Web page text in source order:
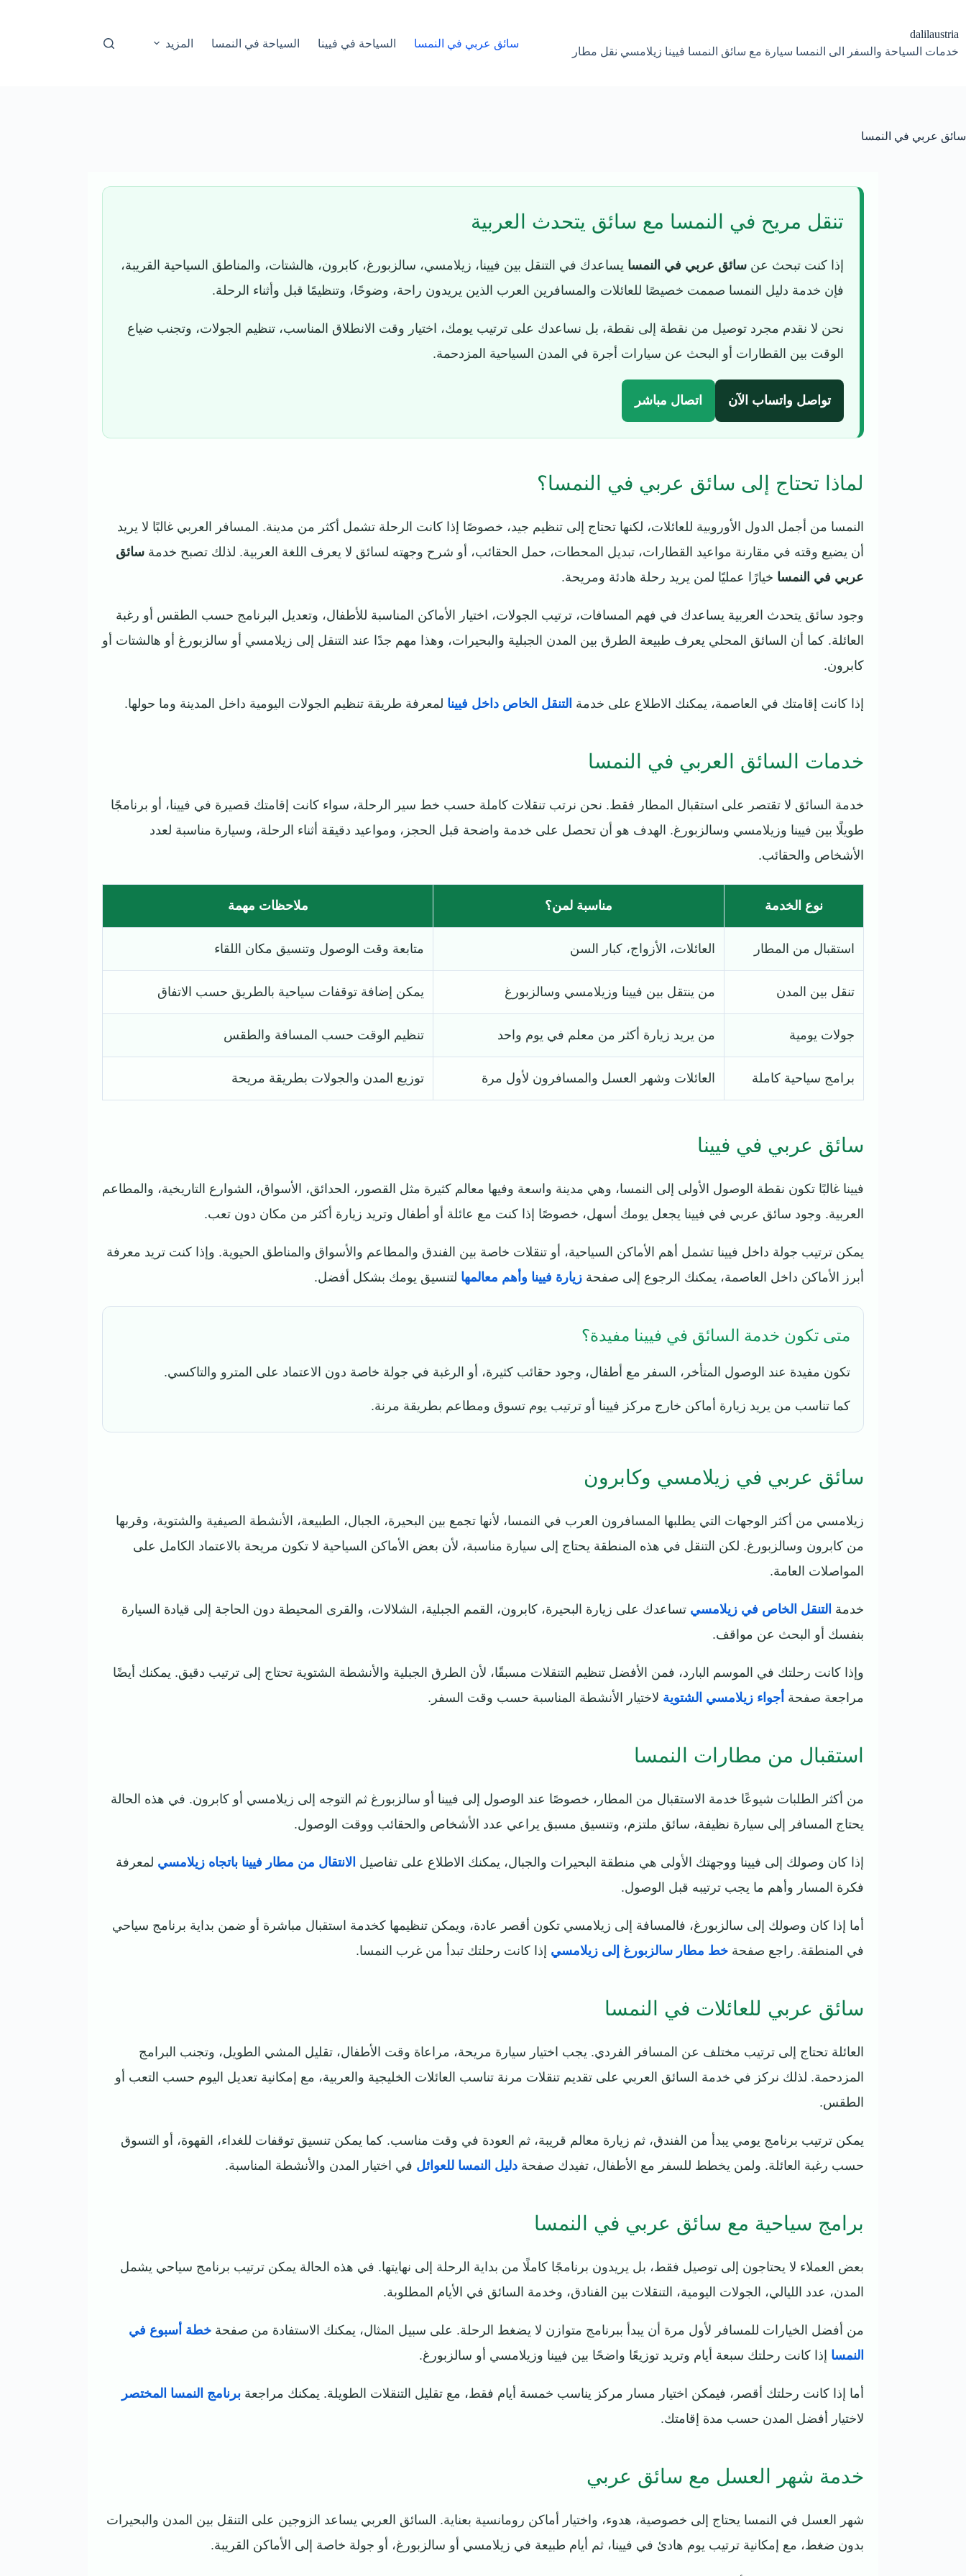
المحتوى
dalilaustria
خدمات السياحة والسفر الى النمسا سيارة مع سائق النمسا فيينا زيلامسي نقل مطار
سائق عربي في النمسا السياحة في فيينا السياحة في النمسا المزيد
سائق عربي في النمسا
تنقل مريح في النمسا مع سائق يتحدث العربية
إذا كنت تبحث عن سائق عربي في النمسا يساعدك في التنقل بين فيينا، زيلامسي، سالزبورغ، كابرون، هالشتات، والمناطق السياحية القريبة،
فإن خدمة دليل النمسا صممت خصيصًا للعائلات والمسافرين العرب الذين يريدون راحة، وضوحًا، وتنظيمًا قبل وأثناء الرحلة.
نحن لا نقدم مجرد توصيل من نقطة إلى نقطة، بل نساعدك على ترتيب يومك، اختيار وقت الانطلاق المناسب، تنظيم الجولات، وتجنب ضياع
الوقت بين القطارات أو البحث عن سيارات أجرة في المدن السياحية المزدحمة.
تواصل واتساب الآن اتصال مباشر
لماذا تحتاج إلى سائق عربي في النمسا؟
النمسا من أجمل الدول الأوروبية للعائلات، لكنها تحتاج إلى تنظيم جيد، خصوصًا إذا كانت الرحلة تشمل أكثر من مدينة. المسافر العربي غالبًا لا يريد
أن يضيع وقته في مقارنة مواعيد القطارات، تبديل المحطات، حمل الحقائب، أو شرح وجهته لسائق لا يعرف اللغة العربية. لذلك تصبح خدمة سائق
عربي في النمسا خيارًا عمليًا لمن يريد رحلة هادئة ومريحة.
وجود سائق يتحدث العربية يساعدك في فهم المسافات، ترتيب الجولات، اختيار الأماكن المناسبة للأطفال، وتعديل البرنامج حسب الطقس أو رغبة
العائلة. كما أن السائق المحلي يعرف طبيعة الطرق بين المدن الجبلية والبحيرات، وهذا مهم جدًا عند التنقل إلى زيلامسي أو سالزبورغ أو هالشتات أو
كابرون.
إذا كانت إقامتك في العاصمة، يمكنك الاطلاع على خدمة التنقل الخاص داخل فيينا لمعرفة طريقة تنظيم الجولات اليومية داخل المدينة وما حولها.
خدمات السائق العربي في النمسا
خدمة السائق لا تقتصر على استقبال المطار فقط. نحن نرتب تنقلات كاملة حسب خط سير الرحلة، سواء كانت إقامتك قصيرة في فيينا، أو برنامجًا
طويلًا بين فيينا وزيلامسي وسالزبورغ. الهدف هو أن تحصل على خدمة واضحة قبل الحجز، ومواعيد دقيقة أثناء الرحلة، وسيارة مناسبة لعدد
الأشخاص والحقائب.
نوع الخدمة مناسبة لمن؟ ملاحظات مهمة
استقبال من المطار العائلات، الأزواج، كبار السن متابعة وقت الوصول وتنسيق مكان اللقاء
تنقل بين المدن من ينتقل بين فيينا وزيلامسي وسالزبورغ يمكن إضافة توقفات سياحية بالطريق حسب الاتفاق
جولات يومية من يريد زيارة أكثر من معلم في يوم واحد تنظيم الوقت حسب المسافة والطقس
برامج سياحية كاملة العائلات وشهر العسل والمسافرون لأول مرة توزيع المدن والجولات بطريقة مريحة
سائق عربي في فيينا
فيينا غالبًا تكون نقطة الوصول الأولى إلى النمسا، وهي مدينة واسعة وفيها معالم كثيرة مثل القصور، الحدائق، الأسواق، الشوارع التاريخية، والمطاعم
العربية. وجود سائق عربي في فيينا يجعل يومك أسهل، خصوصًا إذا كنت مع عائلة أو أطفال وتريد زيارة أكثر من مكان دون تعب.
يمكن ترتيب جولة داخل فيينا تشمل أهم الأماكن السياحية، أو تنقلات خاصة بين الفندق والمطاعم والأسواق والمناطق الحيوية. وإذا كنت تريد معرفة
أبرز الأماكن داخل العاصمة، يمكنك الرجوع إلى صفحة زيارة فيينا وأهم معالمها لتنسيق يومك بشكل أفضل.
متى تكون خدمة السائق في فيينا مفيدة؟
تكون مفيدة عند الوصول المتأخر، السفر مع أطفال، وجود حقائب كثيرة، أو الرغبة في جولة خاصة دون الاعتماد على المترو والتاكسي.
كما تناسب من يريد زيارة أماكن خارج مركز فيينا أو ترتيب يوم تسوق ومطاعم بطريقة مرنة.
سائق عربي في زيلامسي وكابرون
زيلامسي من أكثر الوجهات التي يطلبها المسافرون العرب في النمسا، لأنها تجمع بين البحيرة، الجبال، الطبيعة، الأنشطة الصيفية والشتوية، وقربها
من كابرون وسالزبورغ. لكن التنقل في هذه المنطقة يحتاج إلى سيارة مناسبة، لأن بعض الأماكن السياحية لا تكون مريحة بالاعتماد الكامل على
المواصلات العامة.
خدمة التنقل الخاص في زيلامسي تساعدك على زيارة البحيرة، كابرون، القمم الجبلية، الشلالات، والقرى المحيطة دون الحاجة إلى قيادة السيارة
بنفسك أو البحث عن مواقف.
وإذا كانت رحلتك في الموسم البارد، فمن الأفضل تنظيم التنقلات مسبقًا، لأن الطرق الجبلية والأنشطة الشتوية تحتاج إلى ترتيب دقيق. يمكنك أيضًا
مراجعة صفحة أجواء زيلامسي الشتوية لاختيار الأنشطة المناسبة حسب وقت السفر.
استقبال من مطارات النمسا
من أكثر الطلبات شيوعًا خدمة الاستقبال من المطار، خصوصًا عند الوصول إلى فيينا أو سالزبورغ ثم التوجه إلى زيلامسي أو كابرون. في هذه الحالة
يحتاج المسافر إلى سيارة نظيفة، سائق ملتزم، وتنسيق مسبق يراعي عدد الأشخاص والحقائب ووقت الوصول.
إذا كان وصولك إلى فيينا ووجهتك الأولى هي منطقة البحيرات والجبال، يمكنك الاطلاع على تفاصيل الانتقال من مطار فيينا باتجاه زيلامسي لمعرفة
فكرة المسار وأهم ما يجب ترتيبه قبل الوصول.
أما إذا كان وصولك إلى سالزبورغ، فالمسافة إلى زيلامسي تكون أقصر عادة، ويمكن تنظيمها كخدمة استقبال مباشرة أو ضمن بداية برنامج سياحي
في المنطقة. راجع صفحة خط مطار سالزبورغ إلى زيلامسي إذا كانت رحلتك تبدأ من غرب النمسا.
سائق عربي للعائلات في النمسا
العائلة تحتاج إلى ترتيب مختلف عن المسافر الفردي. يجب اختيار سيارة مريحة، مراعاة وقت الأطفال، تقليل المشي الطويل، وتجنب البرامج
المزدحمة. لذلك نركز في خدمة السائق العربي على تقديم تنقلات مرنة تناسب العائلات الخليجية والعربية، مع إمكانية تعديل اليوم حسب التعب أو
الطقس.
يمكن ترتيب برنامج يومي يبدأ من الفندق، ثم زيارة معالم قريبة، ثم العودة في وقت مناسب. كما يمكن تنسيق توقفات للغداء، القهوة، أو التسوق
حسب رغبة العائلة. ولمن يخطط للسفر مع الأطفال، تفيدك صفحة دليل النمسا للعوائل في اختيار المدن والأنشطة المناسبة.
برامج سياحية مع سائق عربي في النمسا
بعض العملاء لا يحتاجون إلى توصيل فقط، بل يريدون برنامجًا كاملًا من بداية الرحلة إلى نهايتها. في هذه الحالة يمكن ترتيب برنامج سياحي يشمل
المدن، عدد الليالي، الجولات اليومية، التنقلات بين الفنادق، وخدمة السائق في الأيام المطلوبة.
من أفضل الخيارات للمسافر لأول مرة أن يبدأ ببرنامج متوازن لا يضغط الرحلة. على سبيل المثال، يمكنك الاستفادة من صفحة خطة أسبوع في
النمسا إذا كانت رحلتك سبعة أيام وتريد توزيعًا واضحًا بين فيينا وزيلامسي أو سالزبورغ.
أما إذا كانت رحلتك أقصر، فيمكن اختيار مسار مركز يناسب خمسة أيام فقط، مع تقليل التنقلات الطويلة. يمكنك مراجعة برنامج النمسا المختصر
لاختيار أفضل المدن حسب مدة إقامتك.
خدمة شهر العسل مع سائق عربي
شهر العسل في النمسا يحتاج إلى خصوصية، هدوء، واختيار أماكن رومانسية بعناية. السائق العربي يساعد الزوجين على التنقل بين المدن والبحيرات
بدون ضغط، مع إمكانية ترتيب يوم هادئ في فيينا، ثم أيام طبيعة في زيلامسي أو سالزبورغ، أو جولة خاصة إلى الأماكن القريبة.